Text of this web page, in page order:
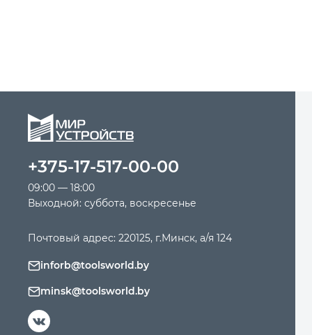
+375-17-517-00-00
09:00 — 18:00
Выходной: суббота, воскресенье
Почтовый адрес: 220125, г.Минск, а/я 124
inforb@toolsworld.by
minsk@toolsworld.by